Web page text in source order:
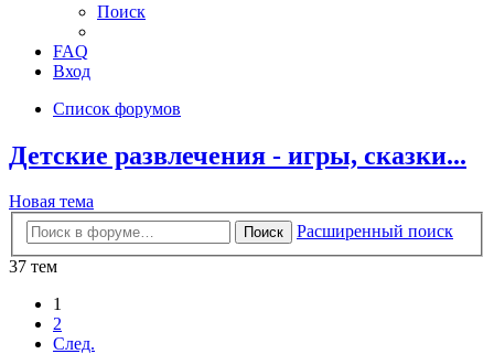
Поиск
FAQ
Вход
Список форумов
Детские развлечения - игры, сказки...
Новая тема
Поиск
Расширенный поиск
37 тем
1
2
След.